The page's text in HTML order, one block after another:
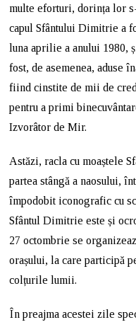
multe eforturi, dorința lor
capul Sfântului Dimitrie a
luna aprilie a anului 1980,
fost, de asemenea, aduse
fiind cinstite de mii de
pentru a primi
Izvorâtor de Mir.
Astăzi, racla cu moaștele
partea stângă a naosului,
împodobit iconografic cu
Sfântul Dimitrie este și
27 octombrie se
orașului, la care participă
colțurile lumii.
În preajma acestei zile